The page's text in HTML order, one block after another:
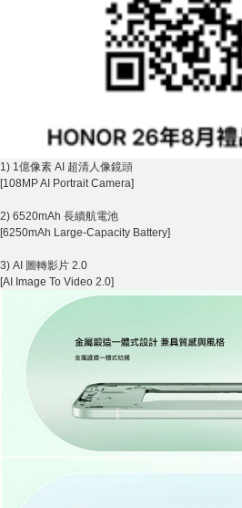
1) 1億像素 AI 超清人像鏡頭
[108MP AI Portrait Camera]
2) 6520mAh 長續航電池
[6250mAh Large-Capacity Battery]
3) AI 圖轉影片 2.0
[AI Image To Video 2.0]